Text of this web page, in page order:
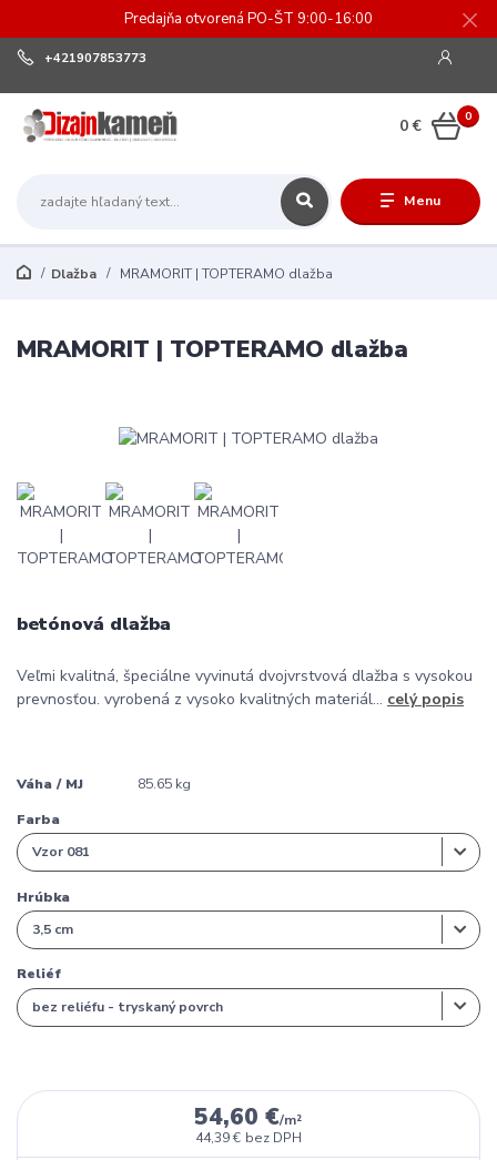
Predajňa otvorená PO-ŠT 9:00-16:00
Menu
+421907853773
0
0 €
Dlažba MRAMORIT | TOPTERAMO dlažba
MRAMORIT | TOPTERAMO dlažba
betónová dlažba
Veľmi kvalitná, špeciálne vyvinutá dvojvrstvová dlažba s vysokou
prevnosťou. vyrobená z vysoko kvalitných materiál... celý popis
Váha / MJ 85.65 kg
Farba
Hrúbka
Reliéf
54,60 €/m²
44,39 € bez DPH